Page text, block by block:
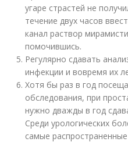
угаре страстей не
течение двух часов
канал раствор
помочившись.
Регулярно сдавать
инфекции и вовремя их
Хотя бы раз в год
обследования, при
нужно дважды в год
Среди урологических
самые